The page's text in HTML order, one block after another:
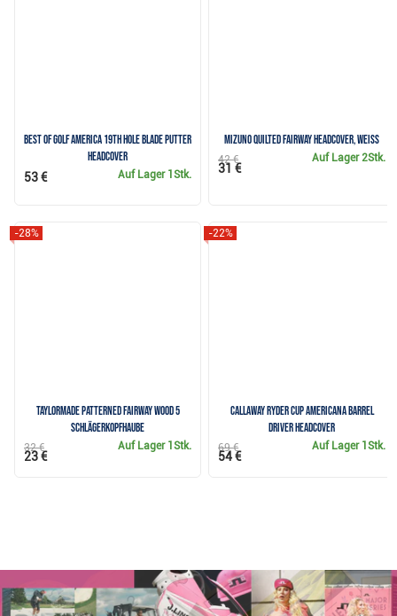
Best of Golf America 19th Hole Blade Putter
Headcover
Auf Lager 1Stk.
53 €
Mizuno Quilted Fairway Headcover, weiss
Auf Lager2Stk.
42 €
31 €
TaylorMade Patterned Fairway Wood 5
Schlägerkopfhaube
-28%
Auf Lager 1Stk.
32 €
23 €
Callaway Ryder Cup Americana Barrel
Driver Headcover
-22%
Auf Lager 1Stk.
69 €
54 €